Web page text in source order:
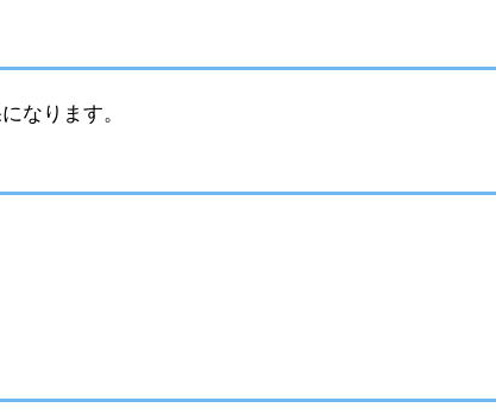
なります。